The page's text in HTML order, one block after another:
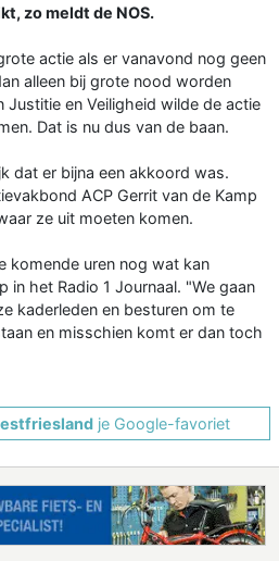
zo meldt de NOS.
actie als er vanavond nog geen
alleen bij grote nood worden
Justitie en Veiligheid wilde de actie
Dat is nu dus van de baan.
dat er bijna een akkoord was.
ACP Gerrit van de Kamp
ze uit moeten komen.
komende uren nog wat kan
in het Radio 1 Journaal. "We gaan
kaderleden en besturen om te
en misschien komt er dan toch
je Google-favoriet